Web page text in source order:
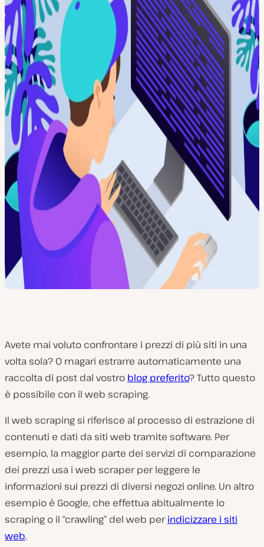
Avete mai voluto confrontare i prezzi di più siti in una
volta sola? O magari estrarre automaticamente una
raccolta di post dal vostro blog preferito? Tutto questo
è possibile con il web scraping.
Il web scraping si riferisce al processo di estrazione di
contenuti e dati da siti web tramite software. Per
esempio, la maggior parte dei servizi di comparazione
dei prezzi usa i web scraper per leggere le
informazioni sui prezzi di diversi negozi online. Un altro
esempio è Google, che effettua abitualmente lo
scraping o il “crawling” del web perindicizzare i siti
web.